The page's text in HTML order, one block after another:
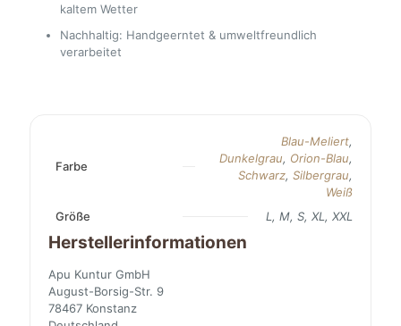
kaltem Wetter
Nachhaltig: Handgeerntet & umweltfreundlich
verarbeitet
Farbe
Blau-Meliert,
Dunkelgrau, Orion-Blau,
Schwarz, Silbergrau,
Weiß
Größe
L, M, S, XL, XXL
Herstellerinformationen
Apu Kuntur GmbH
August-Borsig-Str. 9
78467 Konstanz